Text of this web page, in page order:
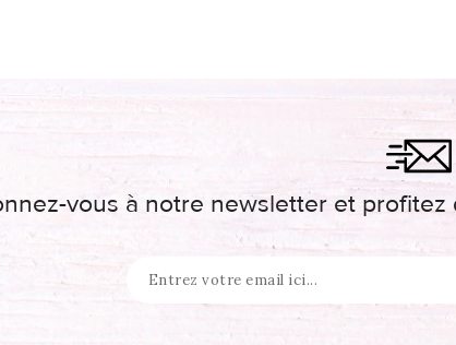
vous à notre newsletter et profitez